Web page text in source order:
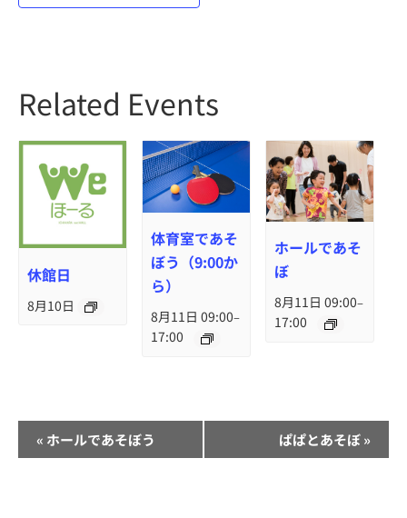
Related Events
休館日
8月10日
体育室であそ
ぼう（9:00か
ら）
8月11日 09:00–
17:00
ホールであそ
ぼ
8月11日 09:00–
17:00
ベ
« ホールであそぼう ぱぱとあそぼ»